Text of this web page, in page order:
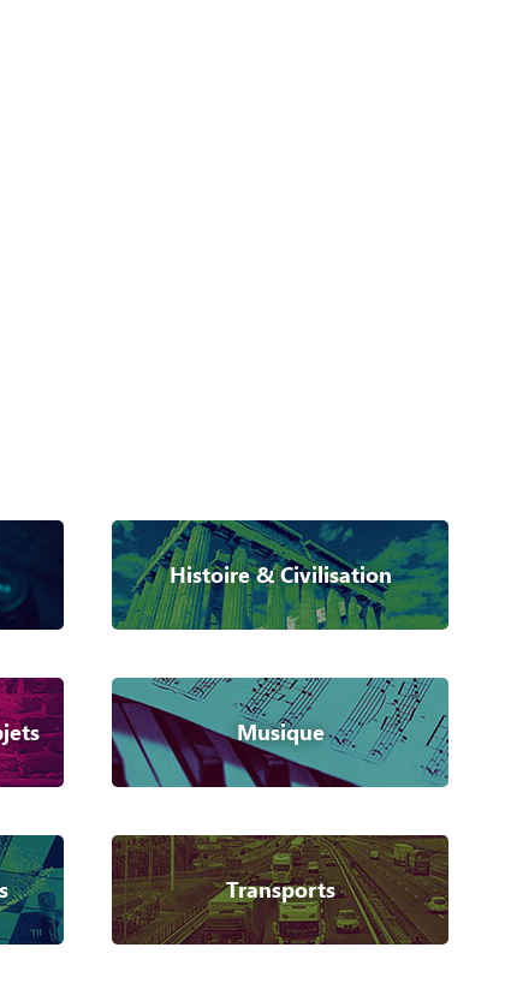
Histoire & Civilisation
Musique
Transports